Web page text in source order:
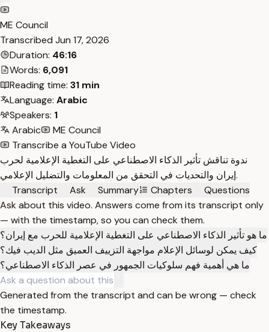
ME Council
Transcribed Jun 17, 2026
Duration: 46:16
Words: 6,091
Reading time: 31 min
Language: Arabic
Speakers: 1
Arabic
ME Council
Transcribe a YouTube Video
ندوة تناقش تأثير الذكاء الاصطناعي على التغطية الإعلامية لحرب
إيران والتحديات في التحقق من المعلومات والتضليل الإعلامي.
Transcript
Ask Summary Chapters
Questions
Ask about this video. Answers come from its transcript only
— with the timestamp, so you can check them.
ما هو تأثير الذكاء الاصطناعي على التغطية الإعلامية للحرب مع إيران؟
كيف يمكن لوسائل الإعلام مواجهة التزييف العميق مثل الديب فيك؟
ما هي أهمية فهم سلوكيات الجمهور في عصر الذكاء الاصطناعي؟
Generated from the transcript and can be wrong — check
the timestamp.
Key Takeaways